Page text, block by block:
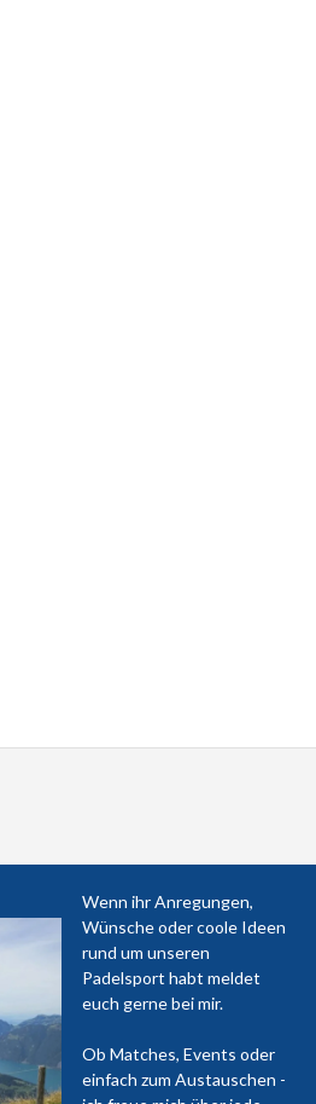
Wenn ihr Anregungen,
Wünsche oder coole Ideen
rund um unseren
Padelsport habt meldet
euch gerne bei mir.
Ob Matches, Events oder
einfach zum Austauschen -